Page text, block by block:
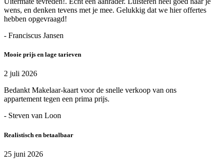
wens, en denken tevens met je mee. Gelukkig dat we hier offertes
hebben opgevraagd!
- Franciscus Jansen
Mooie prijs en lage tarieven
2 juli 2026
Bedankt Makelaar-kaart voor de snelle verkoop van ons
appartement tegen een prima prijs.
- Steven van Loon
Realistisch en betaalbaar
25 juni 2026